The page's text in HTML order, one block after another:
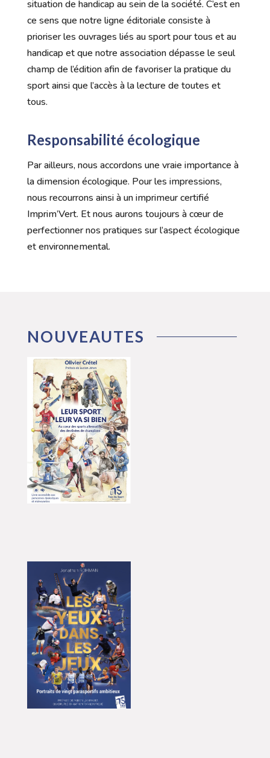
situation de handicap au sein de la société. C’est en
ce sens que notre ligne éditoriale consiste à
prioriser les ouvrages liés au sport pour tous et au
handicap et que notre association dépasse le seul
champ de l’édition afin de favoriser la pratique du
sport ainsi que l’accès à la lecture de toutes et
tous.
Responsabilité écologique
Par ailleurs, nous accordons une vraie importance à
la dimension écologique. Pour les impressions,
nous recourrons ainsi à un imprimeur certifié
Imprim’Vert. Et nous aurons toujours à cœur de
perfectionner nos pratiques sur l’aspect écologique
et environnemental.
NOUVEAUTES